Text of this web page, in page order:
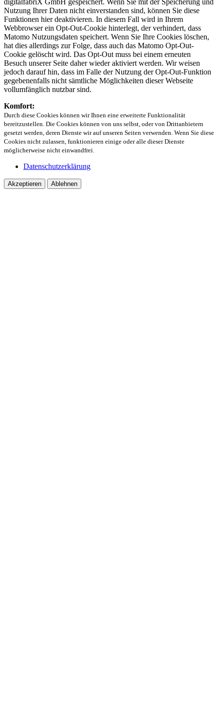
digitalfabriX GmbH gespeichert. Wenn Sie mit der Speicherung und
Nutzung Ihrer Daten nicht einverstanden sind, können Sie diese
Funktionen hier deaktivieren. In diesem Fall wird in Ihrem
Webbrowser ein Opt-Out-Cookie hinterlegt, der verhindert, dass
Matomo Nutzungsdaten speichert. Wenn Sie Ihre Cookies löschen,
hat dies allerdings zur Folge, dass auch das Matomo Opt-Out-
Cookie gelöscht wird. Das Opt-Out muss bei einem erneuten
Besuch unserer Seite daher wieder aktiviert werden. Wir weisen
jedoch darauf hin, dass im Falle der Nutzung der Opt-Out-Funktion
gegebenenfalls nicht sämtliche Möglichkeiten dieser Webseite
vollumfänglich nutzbar sind.
Komfort:
Durch diese Cookies können wir Ihnen eine erweiterte Funktionalität
bereitzustellen. Die Cookies können von uns selbst, oder von Drittanbietern
gesetzt werden, deren Dienste wir auf unseren Seiten verwenden. Wenn Sie diese
Cookies nicht zulassen, funktionieren einige oder alle dieser Dienste
möglicherweise nicht einwandfrei.
Datenschutzerklärung
Akzeptieren Ablehnen